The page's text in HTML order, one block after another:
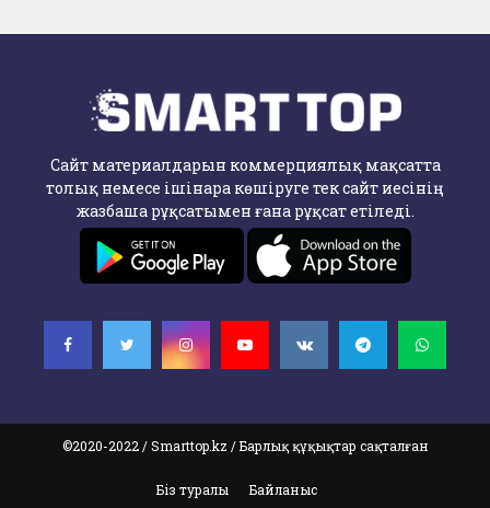
Сайт материалдарын коммерциялық мақсатта
толық немесе ішінара көшіруге тек сайт иесінің
жазбаша рұқсатымен ғана рұқсат етіледі.
©2020-2022 / Smarttop.kz / Барлық құқықтар сақталған
Біз туралы Байланыс